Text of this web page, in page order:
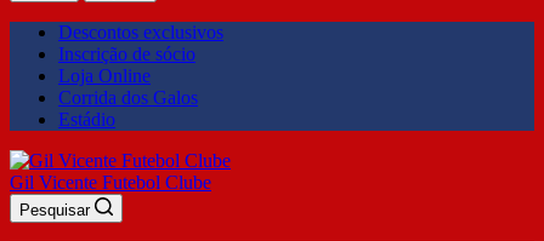
Descontos exclusivos
Inscrição de sócio
Loja Online
Corrida dos Galos
Estádio
Gil Vicente Futebol Clube
Pesquisar